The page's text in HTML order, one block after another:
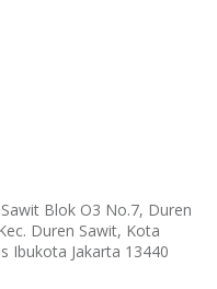
Blok O3 No.7, Duren
Duren Sawit, Kota
Ibukota Jakarta 13440